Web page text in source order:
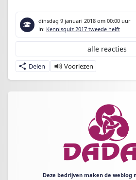
dinsdag 9 januari 2018 om 00:00 uur
in: Kennisquiz 2017 tweede helft
Delen
alle reacties
Deze bedrijven maken de weblog